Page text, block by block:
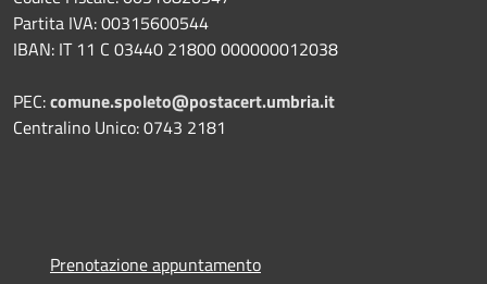
Partita IVA: 00315600544
IBAN: IT 11 C 03440 21800 000000012038
PEC:comune.spoleto@postacert.umbria.it
Centralino Unico: 0743 2181
Prenotazione appuntamento